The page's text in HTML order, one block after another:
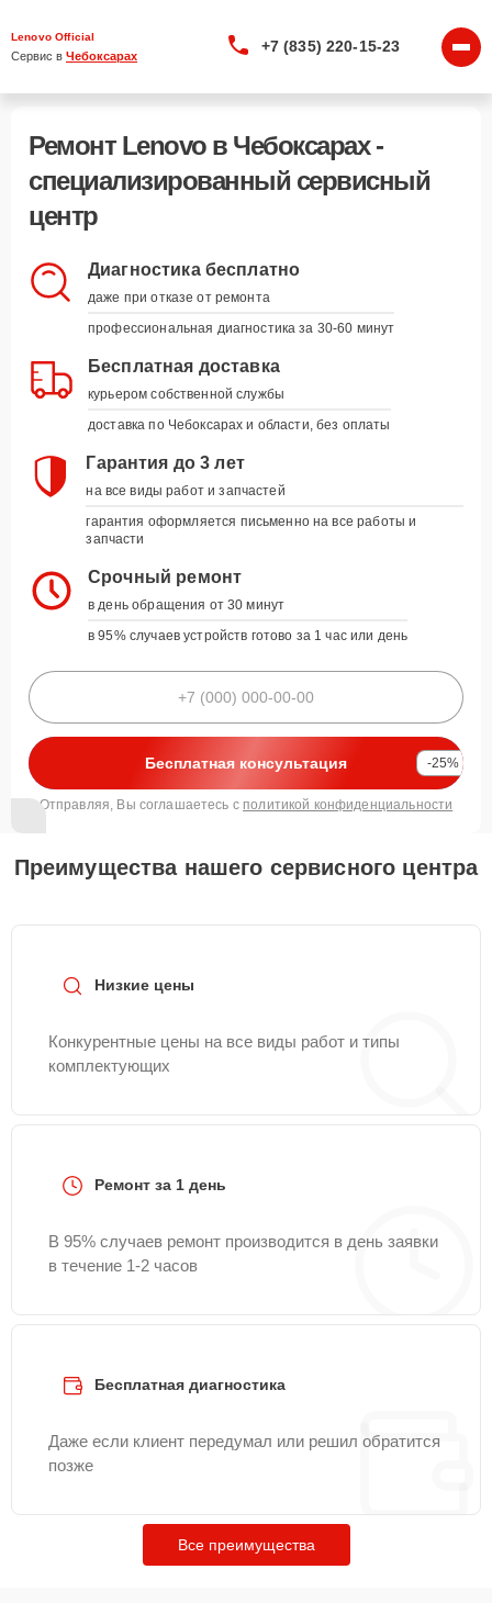
Lenovo Official
Сервис в Чебоксарах
+7 (835) 220-15-23
Ремонт Lenovo в Чебоксарах -
специализированный сервисный
центр
Диагностика бесплатно
даже при отказе от ремонта
профессиональная диагностика за 30-60 минут
Бесплатная доставка
курьером собственной службы
доставка по Чебоксарах и области, без оплаты
Гарантия до 3 лет
на все виды работ и запчастей
гарантия оформляется письменно на все работы и
запчасти
Срочный ремонт
в день обращения от 30 минут
в 95% случаев устройств готово за 1 час или день
Бесплатная консультация -25%
Отправляя, Вы соглашаетесь с политикой конфиденциальности
Преимущества нашего сервисного центра
Низкие цены
Конкурентные цены на все виды работ и типы
комплектующих
Ремонт за 1 день
В 95% случаев ремонт производится в день заявки
в течение 1-2 часов
Бесплатная диагностика
Даже если клиент передумал или решил обратится
позже
Все преимущества